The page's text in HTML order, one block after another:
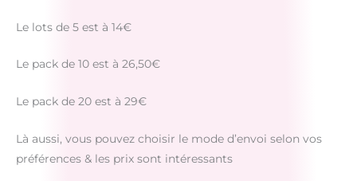
Le lots de 5 est à 14€
Le pack de 10 est à 26,50€
Le pack de 20 est à 29€
Là aussi, vous pouvez choisir le mode d’envoi selon vos
préférences & les prix sont intéressants